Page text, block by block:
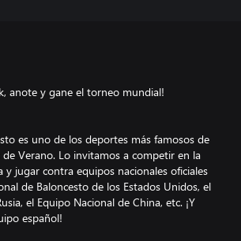
anote y gane el torneo mundial!
es uno de los deportes más famosos de
de Verano. Lo invitamos a competir en la
y jugar contra equipos nacionales oficiales
de Baloncesto de los Estados Unidos, el
el Equipo Nacional de China, etc. ¡Y
español!